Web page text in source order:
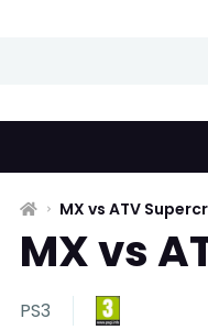
MX vs ATV
MX vs
PS3